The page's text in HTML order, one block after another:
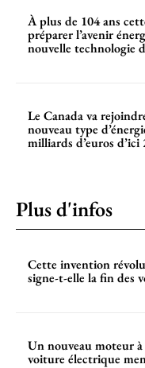
À plus de 104 ans
préparer l’avenir
nouvelle technologie
Le Canada va
nouveau type
milliards d’euros d’ici
Plus d'infos
Cette invention
signe-t-elle la fin des
Un nouveau moteur
voiture électrique